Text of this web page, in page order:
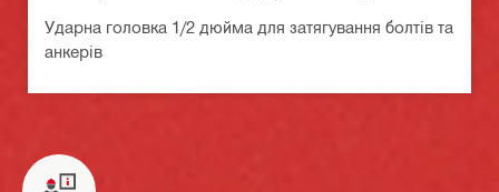
Ударна головка 1/2 дюйма для затягування болтів та
анкерів